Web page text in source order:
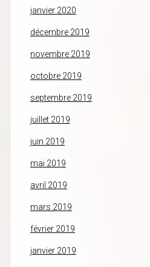
janvier 2020
décembre 2019
novembre 2019
octobre 2019
septembre 2019
juillet 2019
juin 2019
mai 2019
avril 2019
mars 2019
février 2019
janvier 2019